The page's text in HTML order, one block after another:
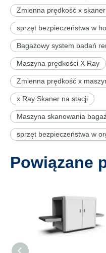
Zmienna prędkość x
sprzęt bezpieczeństwa w
Bagażowy system badań
Maszyna prędkości X Ray
Zmienna prędkość x
x Ray Skaner na stacji
Maszyna skanowania
sprzęt bezpieczeństwa w
Powiązane